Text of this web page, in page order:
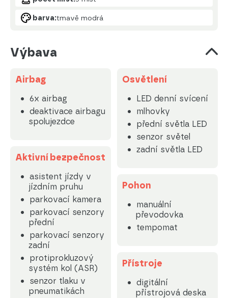
barva:tmavě modrá
Výbava
Airbag
6x airbag
deaktivace airbagu
spolujezdce
Aktivní bezpečnost
asistent jízdy v
jízdním pruhu
parkovací kamera
parkovací senzory
přední
parkovací senzory
zadní
protiprokluzový
systém kol (ASR)
senzor tlaku v
pneumatikách
Osvětlení
LED denní svícení
mlhovky
přední světla LED
senzor světel
zadní světla LED
Pohon
manuální
převodovka
tempomat
Přístroje
digitální
přístrojová deska